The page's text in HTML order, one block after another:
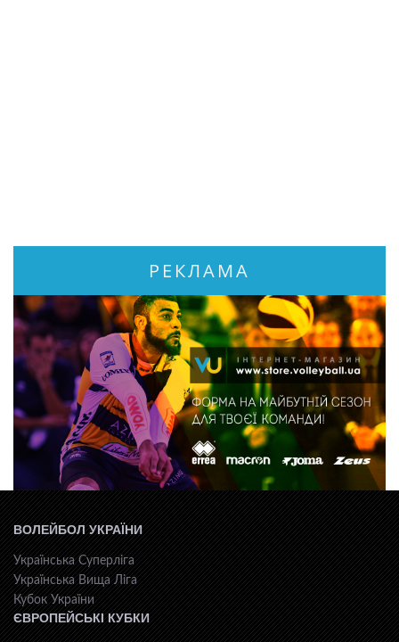
РЕКЛАМА
ВОЛЕЙБОЛ УКРАЇНИ
Українська Суперліга
Українська Вища Ліга
Кубок України
ЄВРОПЕЙСЬКІ КУБКИ